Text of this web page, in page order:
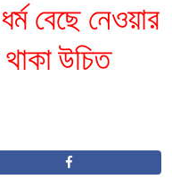
বেছে নেওয়ার
উচিত